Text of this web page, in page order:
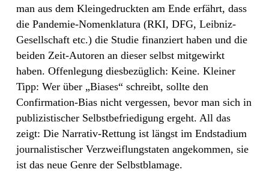
man aus dem Kleingedruckten am Ende erfährt, dass
die Pandemie-Nomenklatura (RKI, DFG, Leibniz-
Gesellschaft etc.) die Studie finanziert haben und die
beiden Zeit-Autoren an dieser selbst mitgewirkt
haben. Offenlegung diesbezüglich: Keine. Kleiner
Tipp: Wer über „Biases“ schreibt, sollte den
Confirmation-Bias nicht vergessen, bevor man sich in
publizistischer Selbstbefriedigung ergeht. All das
zeigt: Die Narrativ-Rettung ist längst im Endstadium
journalistischer Verzweiflungstaten angekommen, sie
ist das neue Genre der Selbstblamage.